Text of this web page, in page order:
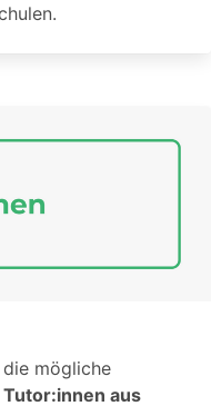
mögliche
Tutor:innen aus